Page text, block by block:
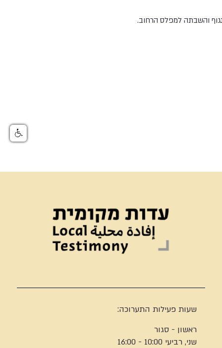
והשבתה למפלס הרחוב.
שעות פעילות התערוכה:
ראשון - סגור
שני, רביעי 10:00 - 16:00